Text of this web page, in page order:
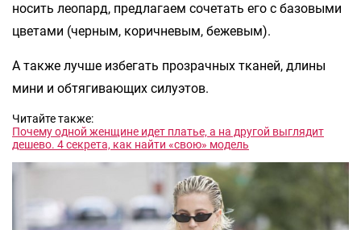
носить леопард, предлагаем сочетать его с базовыми
цветами (черным, коричневым, бежевым).
А также лучше избегать прозрачных тканей, длины
мини и обтягивающих силуэтов.
Читайте также:
Почему одной женщине идет платье, а на другой выглядит
дешево. 4 секрета, как найти «свою» модель